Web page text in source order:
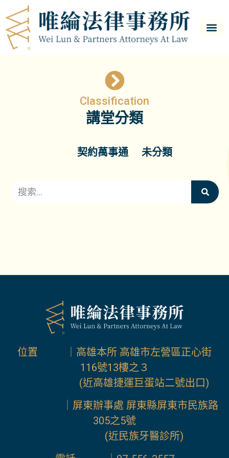
Classification
講堂分類
契約萬事通 未分類
位置 ｜高雄本所 高雄市左營區正心街
116號13樓之３
(近高雄捷運巨蛋站二號出口)
｜屏東辦事處 屏東縣屏東市民族路
305之5號
(近民族牙醫診所)